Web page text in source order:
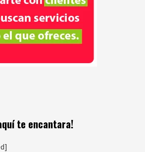
te encantara!